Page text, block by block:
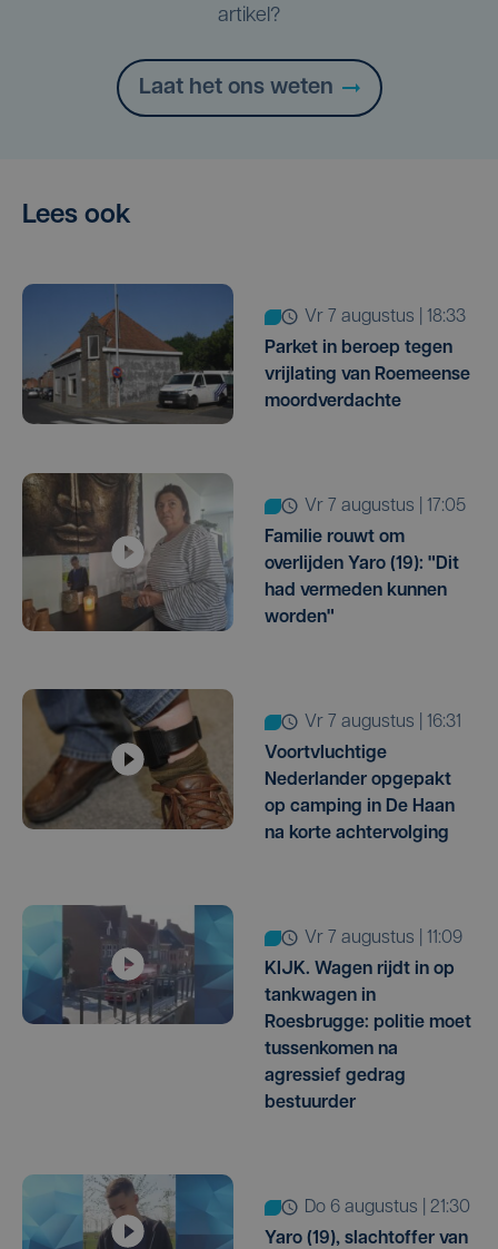
artikel?
Laat het ons weten
Lees ook
vr 7 augustus | 18:33
Parket in beroep tegen
vrijlating van Roemeense
moordverdachte
vr 7 augustus | 17:05
Familie rouwt om
overlijden Yaro (19): "Dit
had vermeden kunnen
worden"
vr 7 augustus | 16:31
Voortvluchtige
Nederlander opgepakt
op camping in De Haan
na korte achtervolging
vr 7 augustus | 11:09
KIJK. Wagen rijdt in op
tankwagen in
Roesbrugge: politie moet
tussenkomen na
agressief gedrag
bestuurder
do 6 augustus | 21:30
Yaro (19), slachtoffer van